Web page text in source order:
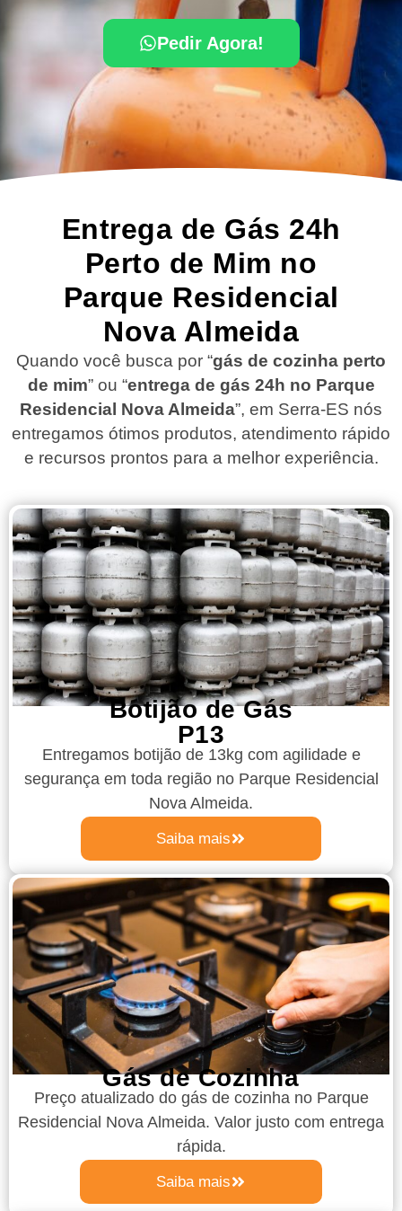
Pedir Agora!
Entrega de Gás 24h
Perto de Mim no
Parque Residencial
Nova Almeida
Quando você busca por “gás de cozinha perto
de mim” ou “entrega de gás 24h no Parque
Residencial Nova Almeida”, em Serra-ES nós
entregamos ótimos produtos, atendimento rápido
e recursos prontos para a melhor experiência.
Botijão de Gás
P13
Entregamos botijão de 13kg com agilidade e
segurança em toda região no Parque Residencial
Nova Almeida.
Saiba mais
Gás de Cozinha
Preço atualizado do gás de cozinha no Parque
Residencial Nova Almeida. Valor justo com entrega
rápida.
Saiba mais